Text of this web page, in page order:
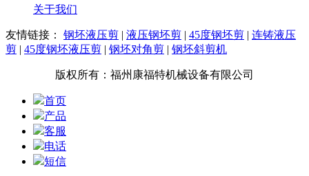
关于我们
友情链接： 钢坯液压剪 | 液压钢坯剪 | 45度钢坯剪 | 连铸液压
剪 | 45度钢坯液压剪 | 钢坯对角剪 | 钢坯斜剪机
版权所有：福州康福特机械设备有限公司
首页
产品
客服
电话
短信